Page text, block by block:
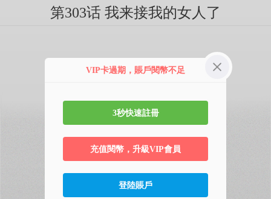
第303话 我来接我的女人了
VIP卡過期，賬戶閱幣不足
3秒快速註冊
充值閱幣，升級VIP會員
登陸賬戶